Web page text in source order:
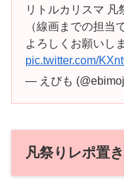
リトルカリスマ 凡
（線画までの担当
よろしくお願いし
pic.twitter.com/
— えびも
凡祭りレポ置